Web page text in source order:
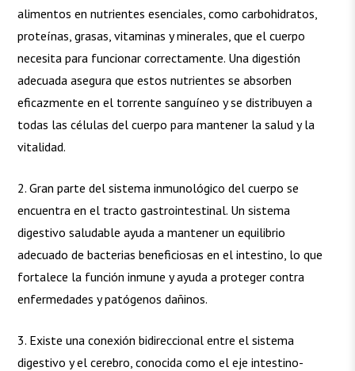
alimentos en nutrientes esenciales, como carbohidratos,
proteínas, grasas, vitaminas y minerales, que el cuerpo
necesita para funcionar correctamente. Una digestión
adecuada asegura que estos nutrientes se absorben
eficazmente en el torrente sanguíneo y se distribuyen a
todas las células del cuerpo para mantener la salud y la
vitalidad.
2. Gran parte del sistema inmunológico del cuerpo se
encuentra en el tracto gastrointestinal. Un sistema
digestivo saludable ayuda a mantener un equilibrio
adecuado de bacterias beneficiosas en el intestino, lo que
fortalece la función inmune y ayuda a proteger contra
enfermedades y patógenos dañinos.
3. Existe una conexión bidireccional entre el sistema
digestivo y el cerebro, conocida como el eje intestino-